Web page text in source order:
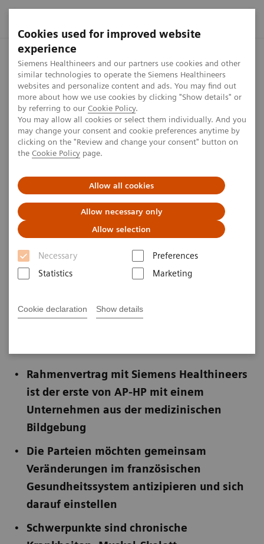
Cookies used for improved website
experience
Siemens Healthineers and our partners use cookies and other
similar technologies to operate the Siemens Healthineers
websites and personalize content and ads. You may find out
more about how we use cookies by clicking "Show details" or
by referring to our Cookie Policy.
You may allow all cookies or select them individually. And you
may change your consent and cookie preferences anytime by
clicking on the "Review and change your consent" button on
the Cookie Policy page.
Allow all cookies
Allow necessary only
Allow selection
Necessary
Preferences
Statistics
Marketing
Cookie declaration Show details
Startseite Presse Center Presseinformationen
Presseinformation
Assistance Publique-Hôpitaux
de Paris und Siemens
Healthineers unterzeichnen
Kooperationsvereinbarung
Gemeinsame Presseinformation von Siemens
Healthineers und Assistance Publique-Hôpitaux de
Paris
Rahmenvertrag mit Siemens Healthineers
ist der erste von AP-HP mit einem
Unternehmen aus der medizinischen
Bildgebung
Die Parteien möchten gemeinsam
Veränderungen im französischen
Gesundheitssystem antizipieren und sich
darauf einstellen
Schwerpunkte sind chronische